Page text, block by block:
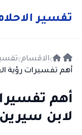
تفسير الا
الاقسام
أهم تفسيرات رؤية
أهم
لابن سيرين